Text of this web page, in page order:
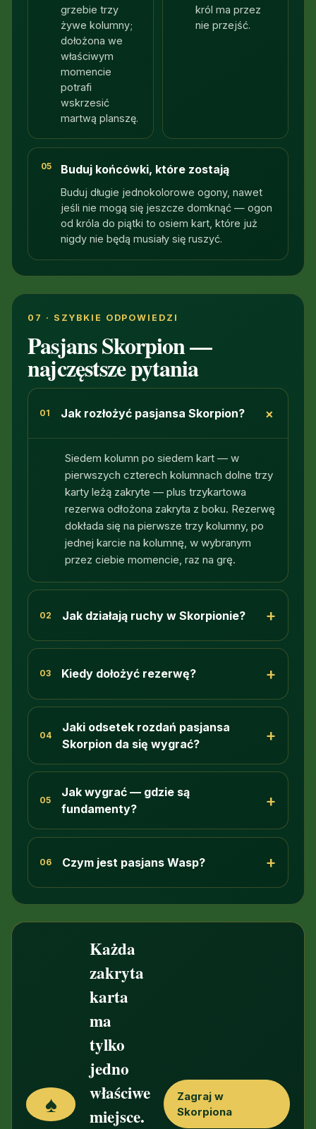
grzebie trzy
żywe kolumny;
dołożona we
właściwym
momencie
potrafi
wskrzesić
martwą planszę.
król ma przez
nie przejść.
05 Buduj końcówki, które zostają
Buduj długie jednokolorowe ogony, nawet
jeśli nie mogą się jeszcze domknąć — ogon
od króla do piątki to osiem kart, które już
nigdy nie będą musiały się ruszyć.
07 · SZYBKIE ODPOWIEDZI
Pasjans Skorpion —
najczęstsze pytania
01 Jak rozłożyć pasjansa Skorpion? +
Siedem kolumn po siedem kart — w
pierwszych czterech kolumnach dolne trzy
karty leżą zakryte — plus trzykartowa
rezerwa odłożona zakryta z boku. Rezerwę
dokłada się na pierwsze trzy kolumny, po
jednej karcie na kolumnę, w wybranym
przez ciebie momencie, raz na grę.
02 Jak działają ruchy w Skorpionie? +
03 Kiedy dołożyć rezerwę? +
04
Jaki odsetek rozdań pasjansa
Skorpion da się wygrać?
+
05
Jak wygrać — gdzie są
fundamenty?
+
06 Czym jest pasjans Wasp? +
♠
Każda
zakryta
karta
ma
tylko
jedno
właściwe
miejsce.
Zagraj w
Skorpiona